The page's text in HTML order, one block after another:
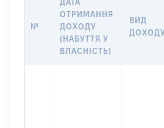
№
ДАТА
ОТРИМАННЯ
ДОХОДУ
(НАБУТТЯ У
ВЛАСНІСТЬ)
ВИД